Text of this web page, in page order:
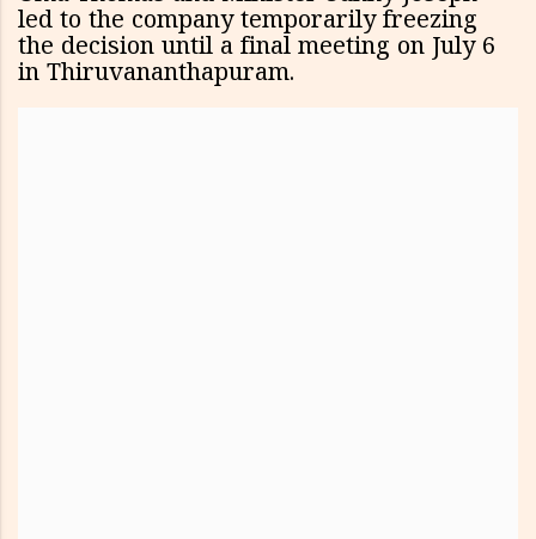
led to the company temporarily freezing
the decision until a final meeting on July 6
in Thiruvananthapuram.